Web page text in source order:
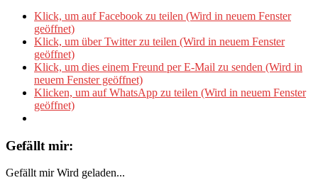
Klick, um auf Facebook zu teilen (Wird in neuem Fenster
geöffnet)
Klick, um über Twitter zu teilen (Wird in neuem Fenster
geöffnet)
Klick, um dies einem Freund per E-Mail zu senden (Wird in
neuem Fenster geöffnet)
Klicken, um auf WhatsApp zu teilen (Wird in neuem Fenster
geöffnet)
Gefällt mir:
Gefällt mir Wird geladen...